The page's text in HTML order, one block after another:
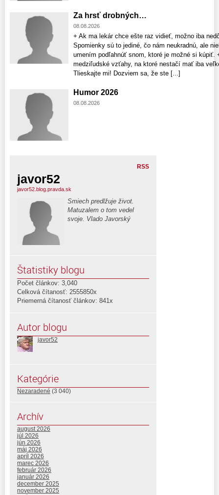
Za hrsť drobných…
08.08.2026
+ Ak ma lekár chce ešte raz vidieť, možno iba
Spomienky sú to jediné, čo nám neukradnú, ale
umením podľahnúť snom, ktoré je možné si kúpiť.
medziľudské vzťahy, na ktoré nestačí mať iba
Tlieskajte mi! Dozviem sa, že ste [...]
Humor 2026
08.08.2026
RSS
javor52
javor52.blog.pravda.sk
Smiech predlžuje život.
Matuzalem o tom vedel
svoje. Vlado Javorský
Štatistiky blogu
Počet článkov: 3,040
Celková čítanosť: 2555850x
Priemerná čítanosť článkov: 841x
Autor blogu
javor52
Kategórie
Nezaradené (3 040)
Archív
august 2026
júl 2026
jún 2026
máj 2026
apríl 2026
marec 2026
február 2026
január 2026
december 2025
november 2025